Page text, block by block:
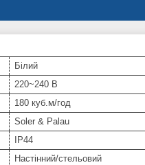
Білий
220~240 В
180 куб.м/год
Soler & Palau
IP44
Настінний/стельовий